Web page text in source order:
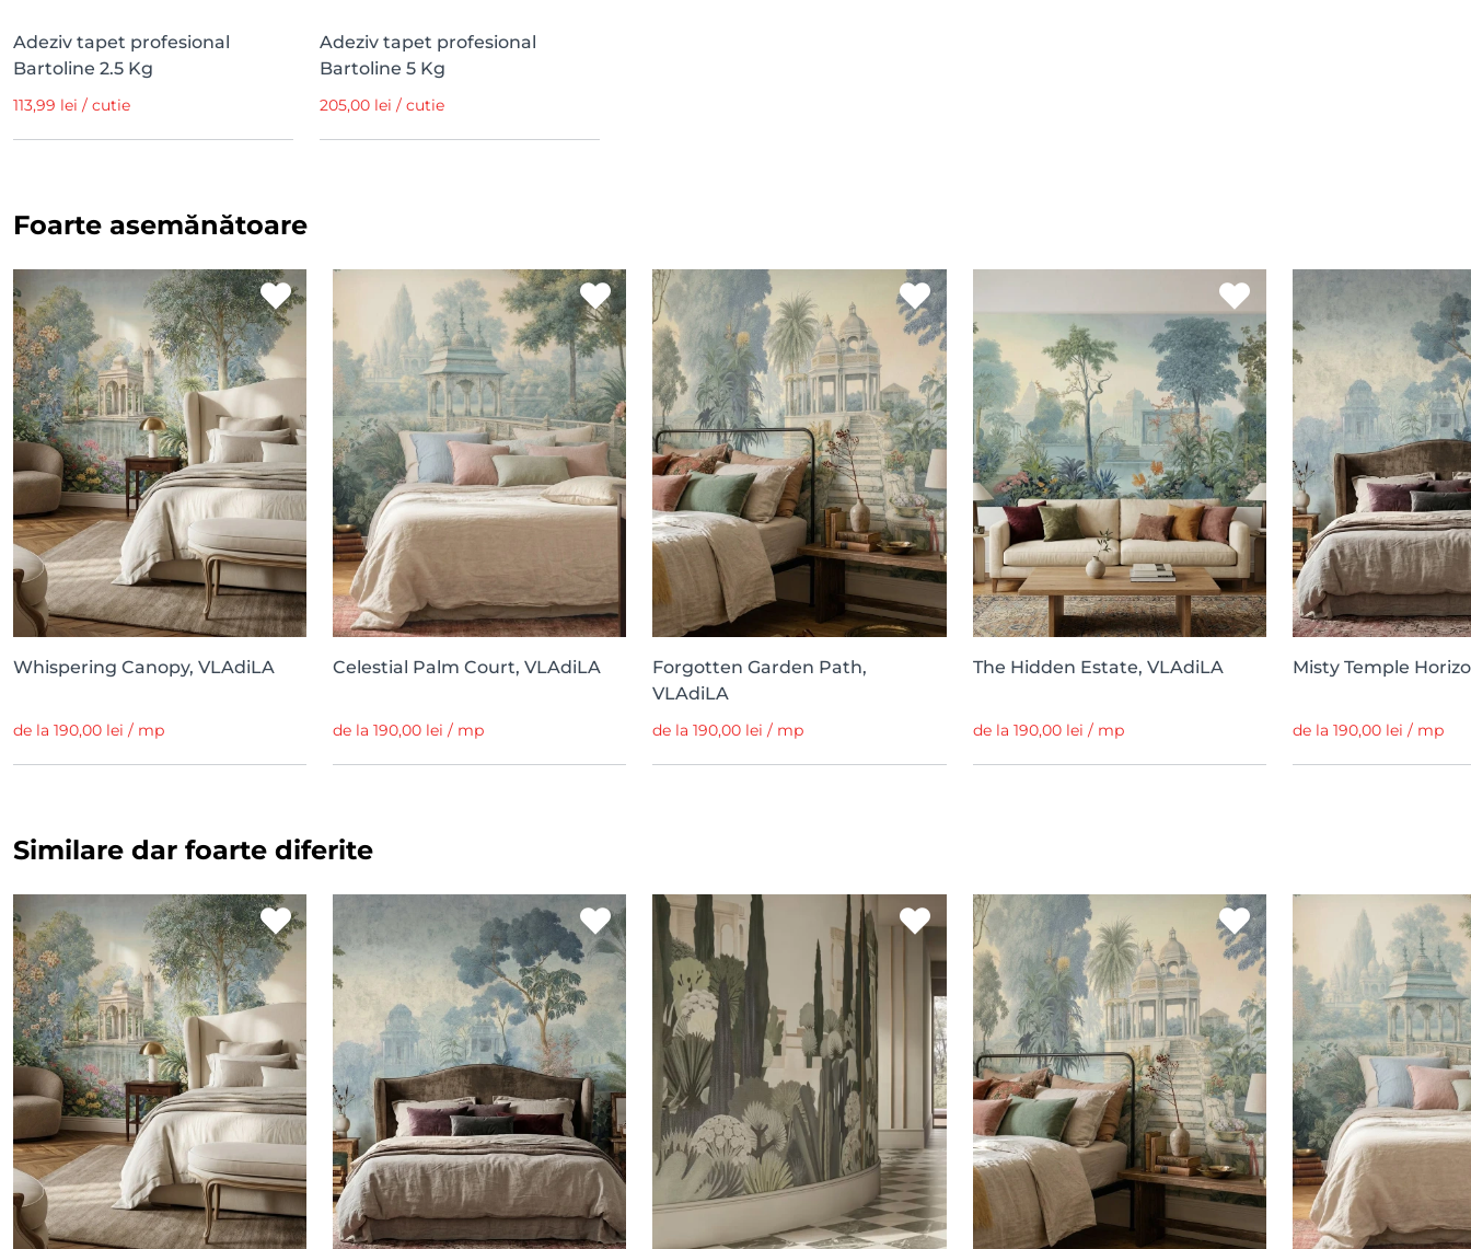
Adeziv tapet profesional
Bartoline 2.5 Kg
113,99 lei / cutie
Adeziv tapet profesional
Bartoline 5 Kg
205,00 lei / cutie
Foarte asemănătoare
Whispering Canopy, VLAdiLA
de la 190,00 lei / mp
Celestial Palm Court, VLAdiLA
de la 190,00 lei / mp
Forgotten Garden Path,
VLAdiLA
de la 190,00 lei / mp
The Hidden Estate, VLAdiLA
de la 190,00 lei / mp
Misty Temple
de la 190,00 lei / mp
Similare dar foarte diferite